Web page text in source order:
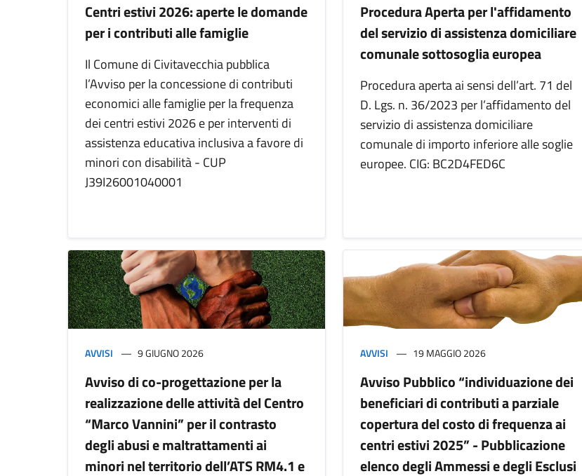
Centri estivi 2026: aperte le domande
per i contributi alle famiglie
Il Comune di Civitavecchia pubblica
l’Avviso per la concessione di contributi
economici alle famiglie per la frequenza
dei centri estivi 2026 e per interventi di
assistenza educativa inclusiva a favore di
minori con disabilità - CUP
J39I26001040001
Procedura Aperta per l'affidamento
del servizio di assistenza domiciliare
comunale sottosoglia europea
Procedura aperta ai sensi dell’art. 71 del
D. Lgs. n. 36/2023 per l’affidamento del
servizio di assistenza domiciliare
comunale di importo inferiore alle soglie
europee. CIG: BC2D4FED6C
AVVISI 9 GIUGNO 2026
Avviso di co-progettazione per la
realizzazione delle attività del Centro
“Marco Vannini” per il contrasto
degli abusi e maltrattamenti ai
minori nel territorio dell’ATS RM4.1 e
AVVISI 19 MAGGIO 2026
Avviso Pubblico “individuazione dei
beneficiari di contributi a parziale
copertura del costo di frequenza ai
centri estivi 2025” - Pubblicazione
elenco degli Ammessi e degli Esclusi